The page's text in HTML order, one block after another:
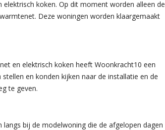
koken. Op dit moment worden alleen de
Deze woningen worden klaargemaakt
en elektrisch koken heeft Woonkracht10 een
en konden kijken naar de installatie en de
te geven.
bij de modelwoning die de afgelopen dagen